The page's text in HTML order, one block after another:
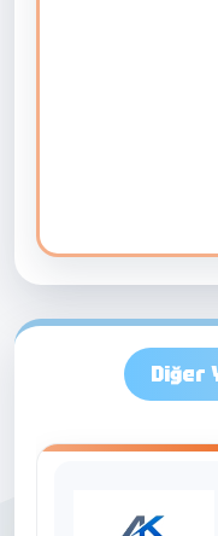
Diğer